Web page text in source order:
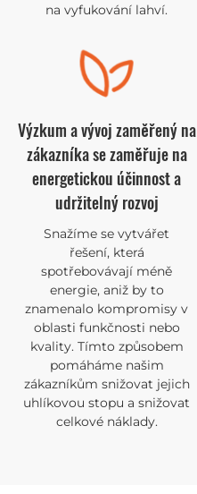
na vyfukování lahví.
Výzkum a vývoj zaměřený na
zákazníka se zaměřuje na
energetickou účinnost a
udržitelný rozvoj
Snažíme se vytvářet
řešení, která
spotřebovávají méně
energie, aniž by to
znamenalo kompromisy v
oblasti funkčnosti nebo
kvality. Tímto způsobem
pomáháme našim
zákazníkům snižovat jejich
uhlíkovou stopu a snižovat
celkové náklady.